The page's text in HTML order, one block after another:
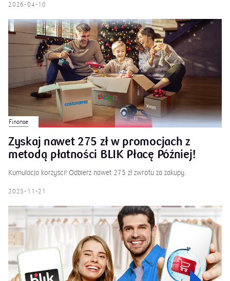
2026-04-10
Finanse
Zyskaj nawet 275 zł w promocjach z
metodą płatności BLIK Płacę Później!
Kumulacja korzyści! Odbierz nawet 275 zł zwrotu za zakupy.
2025-11-21